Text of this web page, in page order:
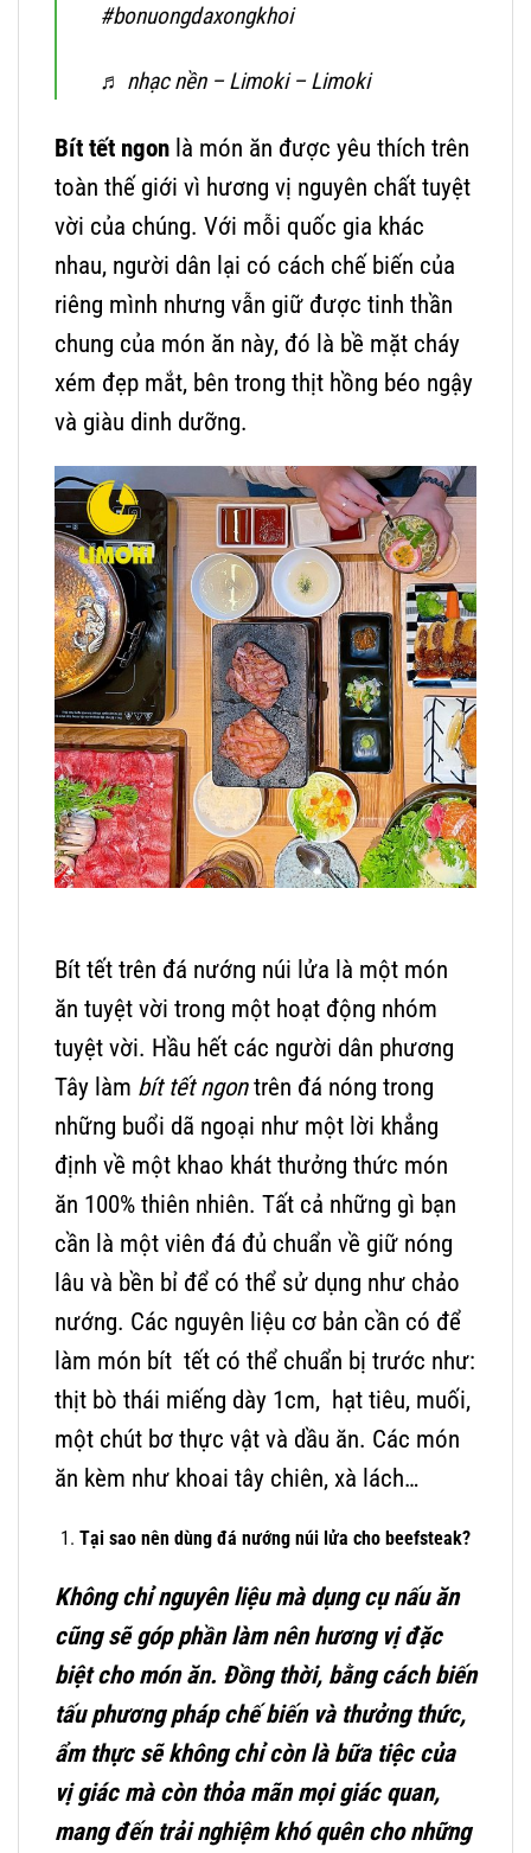
#bonuongdaxongkhoi
♬ nhạc nền – Limoki – Limoki
Bít tết ngon là món ăn được yêu thích trên
toàn thế giới vì hương vị nguyên chất tuyệt
vời của chúng. Với mỗi quốc gia khác
nhau, người dân lại có cách chế biến của
riêng mình nhưng vẫn giữ được tinh thần
chung của món ăn này, đó là bề mặt cháy
xém đẹp mắt, bên trong thịt hồng béo ngậy
và giàu dinh dưỡng.
Bít tết trên đá nướng núi lửa là một món
ăn tuyệt vời trong một hoạt động nhóm
tuyệt vời. Hầu hết các người dân phương
Tây làm bít tết ngontrên đá nóng trong
những buổi dã ngoại như một lời khẳng
định về một khao khát thưởng thức món
ăn 100% thiên nhiên. Tất cả những gì bạn
cần là một viên đá đủ chuẩn về giữ nóng
lâu và bền bỉ để có thể sử dụng như chảo
nướng. Các nguyên liệu cơ bản cần có để
làm món bít tết có thể chuẩn bị trước như:
thịt bò thái miếng dày 1cm, hạt tiêu, muối,
một chút bơ thực vật và dầu ăn. Các món
ăn kèm như khoai tây chiên, xà lách…
Tại sao nên dùng đá nướng núi lửa cho beefsteak?
Không chỉ nguyên liệu mà dụng cụ nấu ăn
cũng sẽ góp phần làm nên hương vị đặc
biệt cho món ăn. Đồng thời, bằng cách biến
tấu phương pháp chế biến và thưởng thức,
ẩm thực sẽ không chỉ còn là bữa tiệc của
vị giác mà còn thỏa mãn mọi giác quan,
mang đến trải nghiệm khó quên cho những